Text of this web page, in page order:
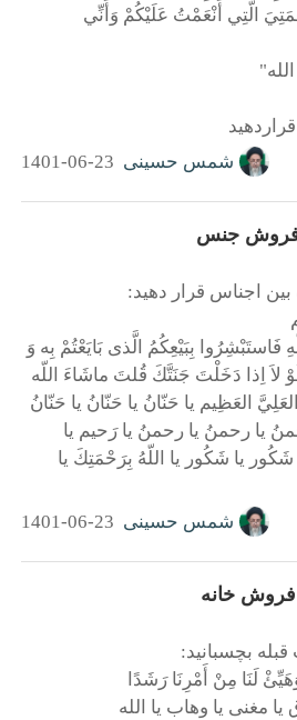
الَّتِي أَنْعَمْتُ عَلَيْكُمْ وَأَنِّي
شمس حسینی 1401-06-23
جنس
بین اجناس قرار دهید:
بِبَيْعِکُمُ الَّذی بَایَعْتُمْ بِه وَ
لاَ اِذا دَخَلْتَ جَنَتَّكَ قُلتَ ماشَاءَ اللّه
العَظِيم يا حَنّانُ يا حَنّانُ يا حَنّانُ
رحمنُ يا رحمنُ یا رحمنُ يا رَحيم يا
يا شَكُور يا اللّهُ بِرَحْمَتِكَ يا
شمس حسینی 1401-06-23
فروش خانه
بچسبانید:
لَنَا مِنْ أَمْرِنَا رَشَدًا
یا مغنی یا وهاب یا الله